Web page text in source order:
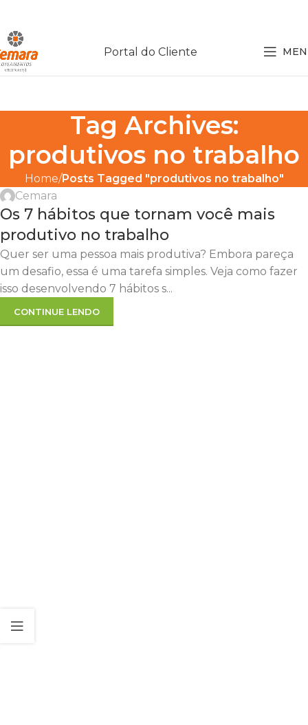
Portal do Cliente
Tag Archives:
produtivos no trabalho
Home Posts Tagged "produtivos no trabalho"
Cemara
Os 7 hábitos que tornam você mais
produtivo no trabalho
Quer ser uma pessoa mais produtiva? Embora pareça
um desafio, essa é uma tarefa simples. Veja como fazer
isso desenvolvendo 7 hábitos s...
CONTINUE LENDO